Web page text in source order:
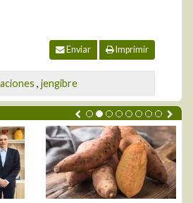
Enviar Imprimir
, jengibre